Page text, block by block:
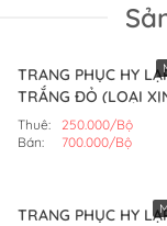
TRANG PHỤC HY
TRẮNG ĐỎ (LOẠI
Thuê:
250.000/Bộ
Bán:
700.000/Bộ
TRANG PHỤC HY